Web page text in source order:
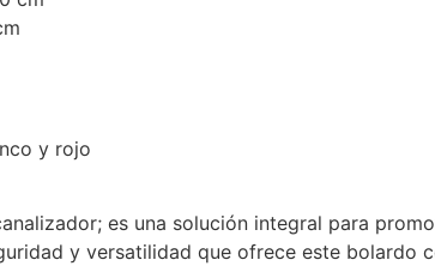
y rojo
es una solución integral para
y versatilidad que ofrece este bolardo